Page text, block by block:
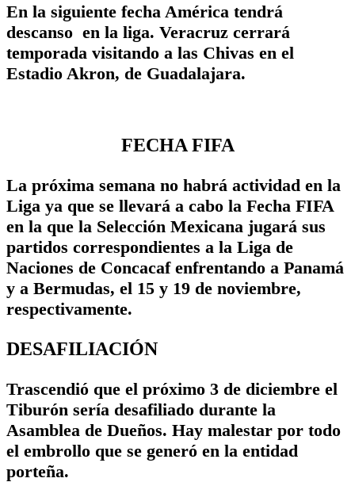
En la siguiente fecha América tendrá
descanso en la liga. Veracruz cerrará
temporada visitando a las Chivas en el
Estadio Akron, de Guadalajara.
FECHA FIFA
La próxima semana no habrá actividad en la
Liga ya que se llevará a cabo la Fecha FIFA
en la que la Selección Mexicana jugará sus
partidos correspondientes a la Liga de
Naciones de Concacaf enfrentando a Panamá
y a Bermudas, el 15 y 19 de noviembre,
respectivamente.
DESAFILIACIÓN
Trascendió que el próximo 3 de diciembre el
Tiburón sería desafiliado durante la
Asamblea de Dueños. Hay malestar por todo
el embrollo que se generó en la entidad
porteña.